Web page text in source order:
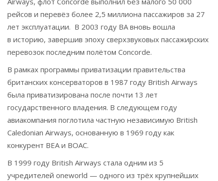
рейсов и перевёз более 2,5 миллиона пассажиров за 27
лет эксплуатации. В 2003 году BA вновь вошла
в историю, завершив эпоху сверхзвуковых пассажирских
перевозок последним полётом Concorde.
В рамках программы приватизации правительства
британских консерваторов в 1987 году British Airways
была приватизирована после почти 13 лет
государственного владения. В следующем году
авиакомпания поглотила частную независимую British
Caledonian Airways, основанную в 1969 году как
конкурент BEA и BOAC.
В 1999 году British Airways стала одним из 5
учредителей oneworld — одного из трёх крупнейших